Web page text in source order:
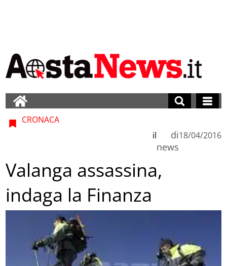
CRONACA
di
news
il 18/04/2016
Valanga assassina,
indaga la Finanza